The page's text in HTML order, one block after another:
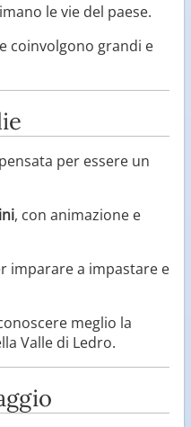
le vie del paese.
coinvolgono grandi e
per essere un
, con animazione e
imparare a impastare e
meglio la
Valle di Ledro.